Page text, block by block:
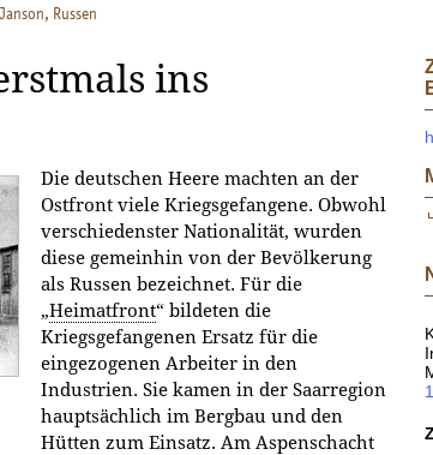
Janson, Russen
ins
Die deutschen Heere machten an der
Ostfront viele Kriegsgefangene. Obwohl
verschiedenster Nationalität, wurden
diese gemeinhin von der Bevölkerung
als Russen bezeichnet. Für die
„Heimatfront“ bildeten die
Kriegsgefangenen Ersatz für die
eingezogenen Arbeiter in den
Industrien. Sie kamen in der Saarregion
hauptsächlich im Bergbau und den
Hütten zum Einsatz. Am Aspenschacht